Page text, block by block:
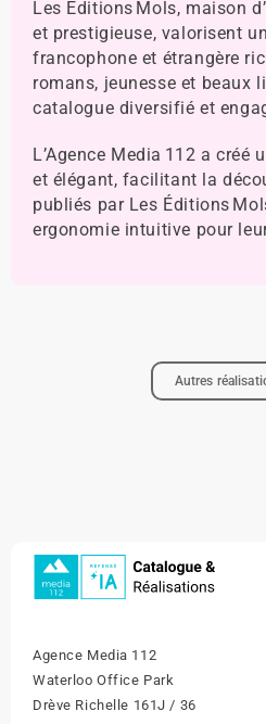
Les Éditions Mols, maison
et prestigieuse, valorisent
francophone et étrangère
romans, jeunesse et beaux
catalogue diversifié et
L’Agence Media 112 a
et élégant, facilitant la
publiés par Les Éditions
ergonomie intuitive pour
Autres
Agence Media 112
Waterloo Office Park
Drève Richelle 161J / 36